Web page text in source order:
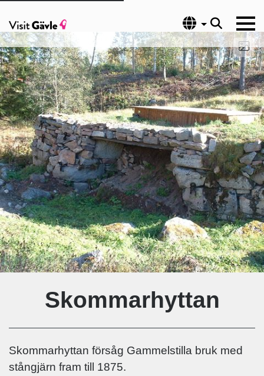
Språk
Skommarhyttan
Skommarhyttan försåg Gammelstilla bruk med
stångjärn fram till 1875.